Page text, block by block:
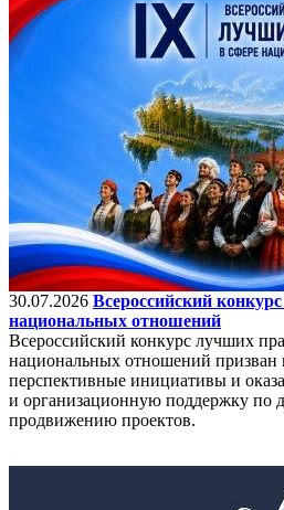
30.07.2026 Всероссийский
национальных отношений
Всероссийский конкурс лучших
национальных отношений призван
перспективные инициативы и
и организационную поддержку по
продвижению проектов.